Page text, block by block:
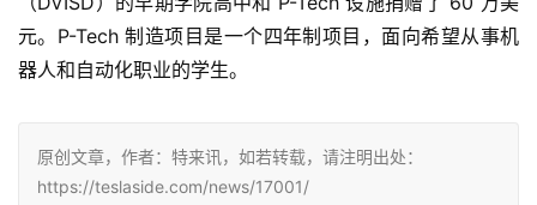
元。P-Tech 制造项目是一个四年制项目，面向希望从事机
器人和自动化职业的学生。
原创文章，作者：特来讯，如若转载，请注明出处：
https://teslaside.com/news/17001/